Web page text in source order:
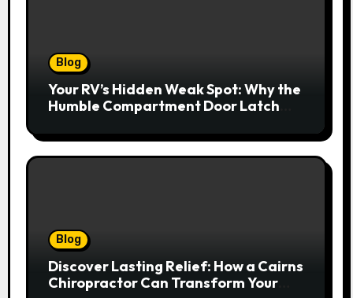
Blog
Your RV’s Hidden Weak Spot: Why the
Humble Compartment Door Latch
Blog
Discover Lasting Relief: How a Cairns
Chiropractor Can Transform Your